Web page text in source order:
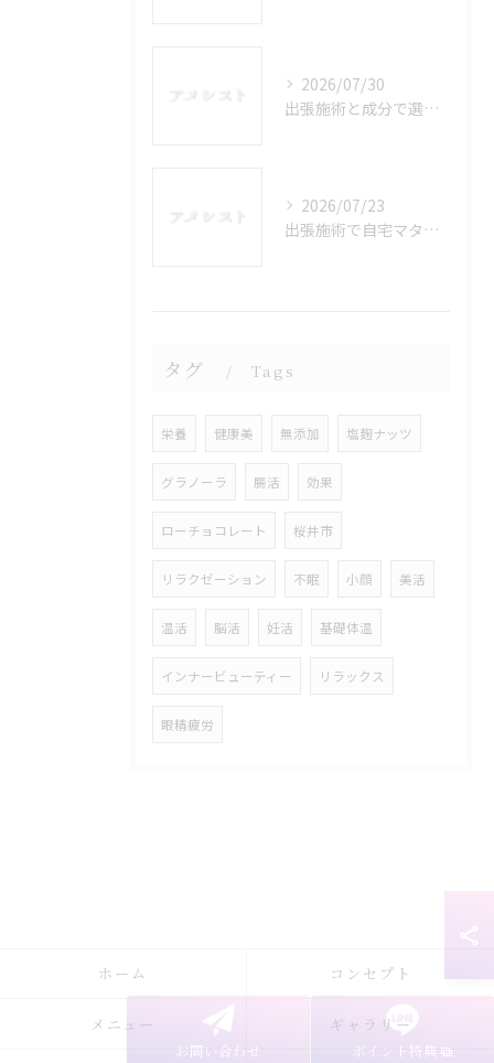
2026/07/30
出張施術と成分で選ぶ奈良県磯城郡田原本町今里で安心できるリラクゼーション活用術
2026/07/23
出張施術で自宅マタニティケアを安心して受けるメリットと選び方ガイド
タグ Tags
栄養 健康美 無添加 塩麹ナッツ
グラノーラ 腸活 効果
ローチョコレート 桜井市
リラクゼーション 不眠 小顔 美活
温活 脳活 妊活 基礎体温
インナービューティー リラックス
眼精疲労
お問い合わせ ポイント特典
ホーム コンセプト
メニュー ギャラリー